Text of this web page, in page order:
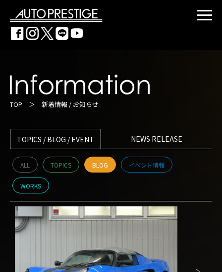
TOP ＞ 新着情報 / お知らせ
TOPICS / BLOG / EVENT NEWS RELEASE
ALL TOPICS BLOG イベント情報
WORKS